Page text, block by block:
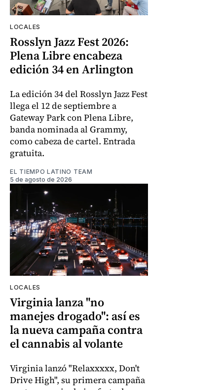
LOCALES
Rosslyn Jazz Fest 2026:
Plena Libre encabeza
edición 34 en Arlington
La edición 34 del Rosslyn Jazz Fest
llega el 12 de septiembre a
Gateway Park con Plena Libre,
banda nominada al Grammy,
como cabeza de cartel. Entrada
gratuita.
EL TIEMPO LATINO TEAM
5 de agosto de 2026
LOCALES
Virginia lanza "no
manejes drogado": así es
la nueva campaña contra
el cannabis al volante
Virginia lanzó "Relaxxxxx, Don't
Drive High", su primera campaña